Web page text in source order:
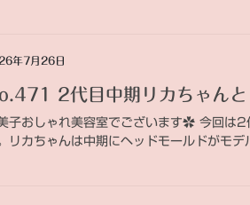
年7月26日
2代目中期リカちゃん
子おしゃれ美容室でございます✿ 今回は
リカちゃんは中期にヘッドモールドがモ